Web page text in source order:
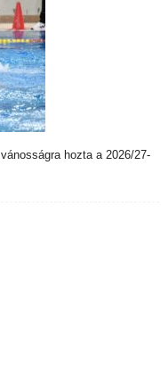
hozta a 2026/27-